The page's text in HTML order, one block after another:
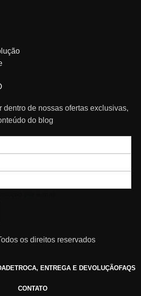
dentro de nossas ofertas exclusivas,
do blog
os direitos reservados
TROCA, ENTREGA E DEVOLUÇÃOFAQS
CONTATO